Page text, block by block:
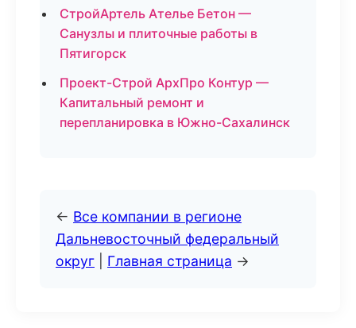
СтройАртель Ателье Бетон —
Санузлы и плиточные работы в
Пятигорск
Проект-Строй АрхПро Контур —
Капитальный ремонт и
перепланировка в Южно-Сахалинск
← Все компании в регионе
Дальневосточный федеральный
округ
Главная страница →